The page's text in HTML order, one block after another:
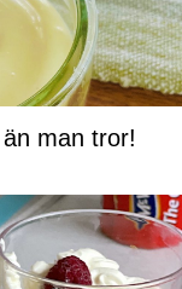
man tror!